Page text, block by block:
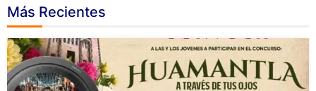
Más Recientes